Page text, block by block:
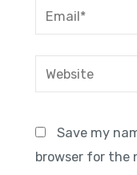
Email*
Website
Save my
browser for the